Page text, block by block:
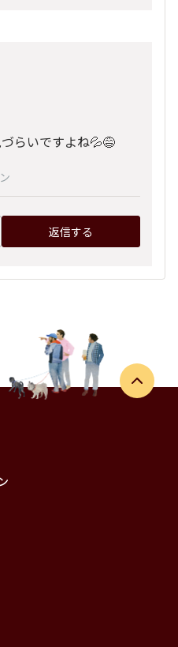
らいですよね💦😅
返信する